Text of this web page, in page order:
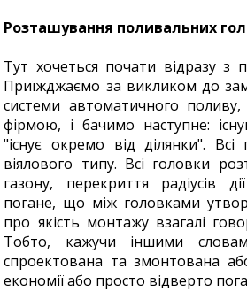
Розташування поливальних
Тут хочеться почати відразу з
Приїжджаємо за викликом до
системи автоматичного
фірмою, і бачимо наступне:
"існує окремо від ділянки". Всі
віялового типу. Всі головки
газону, перекриття радіусів
погане, що між головками
про якість монтажу взагалі
Тобто, кажучи іншими
спроектована та змонтована
економії або просто відверто